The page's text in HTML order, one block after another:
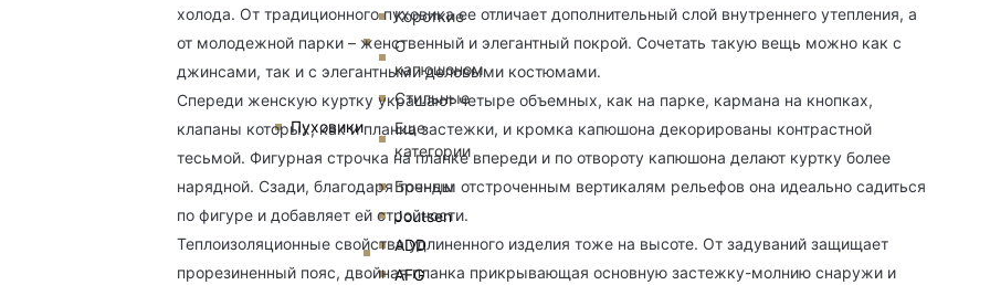
Пуховики
Короткие
С
капюшоном
Стильные
Еще
категории
Бренды
Joutsen
ADD
AFG
холода. От традиционного пуховика ее отличает дополнительный слой внутреннего утепления, а
от молодежной парки – женственный и элегантный покрой. Сочетать такую вещь можно как с
джинсами, так и с элегантными деловыми костюмами.
Спереди женскую куртку украшают четыре объемных, как на парке, кармана на кнопках,
клапаны которых, как и планка застежки, и кромка капюшона декорированы контрастной
тесьмой. Фигурная строчка на планке впереди и по отвороту капюшона делают куртку более
нарядной. Сзади, благодаря точным отстроченным вертикалям рельефов она идеально садиться
по фигуре и добавляет ей стройности.
Теплоизоляционные свойства удлиненного изделия тоже на высоте. От задуваний защищает
прорезиненный пояс, двойная планка прикрывающая основную застежку-молнию снаружи и